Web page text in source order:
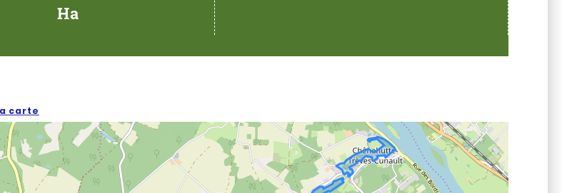
Ha
carte